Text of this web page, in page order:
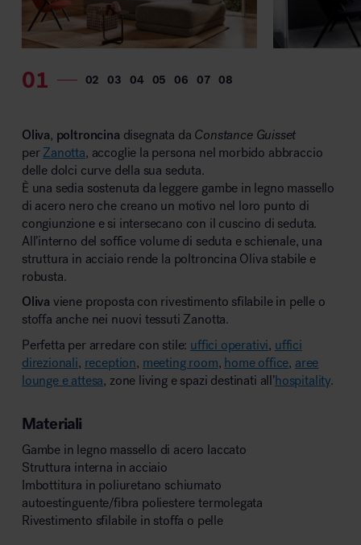
MillerKnoll
Oliva, poltroncina disegnata da Constance Guisset
per Zanotta, accoglie la persona nel morbido abbraccio
delle dolci curve della sua seduta.
È una sedia sostenuta da leggere gambe in legno massello
di acero nero che creano un motivo nel loro punto di
congiunzione e si intersecano con il cuscino di seduta.
All’interno del soffice volume di seduta e schienale, una
struttura in acciaio rende la poltroncina Oliva stabile e
robusta.
Oliva viene proposta con rivestimento sfilabile in pelle o
stoffa anche nei nuovi tessuti Zanotta.
Perfetta per arredare con stile: uffici operativi, uffici
direzionali, reception, meeting room, home office, aree
lounge e attesa, zone living e spazi destinati all’hospitality.
Materiali
Gambe in legno massello di acero laccato
Struttura interna in acciaio
Imbottitura in poliuretano schiumato
autoestinguente/fibra poliestere termolegata
Rivestimento sfilabile in stoffa o pelle